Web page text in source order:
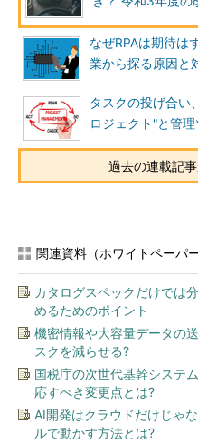
なぜRPAは期待
業から探る原因と
タスクの投げ合い
ロジェクト"と管
過去の連載記
関連資料（ホワイトペーパー
カタログスペックだけでは
めるためのポイント
機密情報や大容量データの
スクを減らせる?
国税庁の次世代基幹システ
応すべき変更点とは?
AI開発はクラウドだけじゃ
ルで動かす方法とは?